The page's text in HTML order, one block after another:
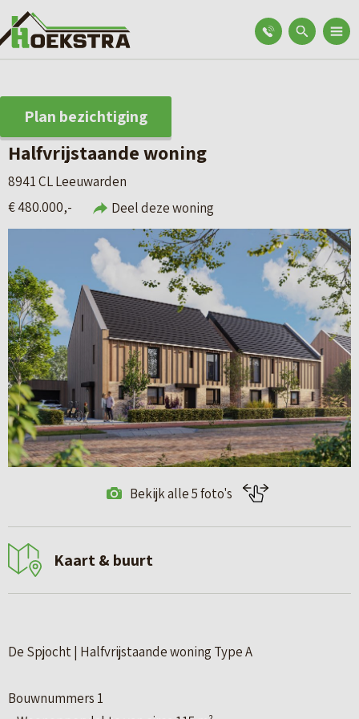
Plan bezichtiging
Halfvrijstaande woning
8941 CL Leeuwarden
€ 480.000,-
Deel deze woning
Bekijk alle 5 foto's
Kaart & buurt
De Spjocht | Halfvrijstaande woning Type A
Bouwnummers 1